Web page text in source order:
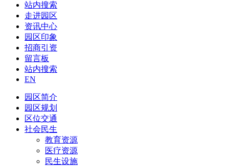
站内搜索
走进园区
资讯中心
园区印象
招商引资
留言板
站内搜索
EN
园区简介
园区规划
区位交通
社会民生
教育资源
医疗资源
民生设施